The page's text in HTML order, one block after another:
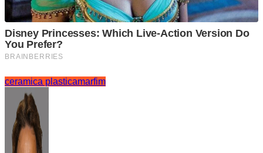
ceramica plasticamarfim